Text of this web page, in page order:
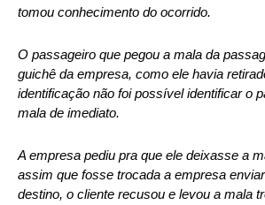
tomou conhecimento do ocorrido.
O passageiro que pegou a mala da
guichê da empresa, como ele havia
identificação não foi possível identificar o
mala de imediato.
A empresa pediu pra que ele deixasse a
assim que fosse trocada a empresa
destino, o cliente recusou e levou a mala